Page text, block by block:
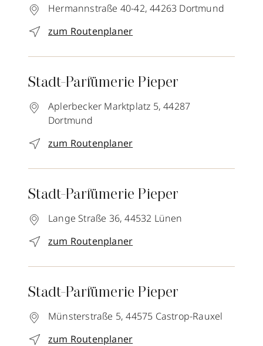
Hermannstraße 40-42, 44263 Dortmund
zum Routenplaner
Stadt-Parfümerie Pieper
Aplerbecker Marktplatz 5, 44287
Dortmund
zum Routenplaner
Stadt-Parfümerie Pieper
Lange Straße 36, 44532 Lünen
zum Routenplaner
Stadt-Parfümerie Pieper
Münsterstraße 5, 44575 Castrop-Rauxel
zum Routenplaner